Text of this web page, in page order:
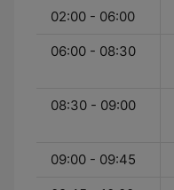
02:00 - 06:00
06:00 - 08:30
08:30 - 09:00
09:00 - 09:45